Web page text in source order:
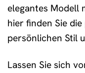
elegantes Modell
hier finden Sie
persönlichen Stil
Lassen Sie sich